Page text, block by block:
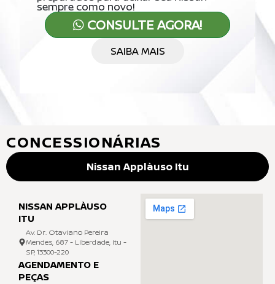
sempre como novo!
CONSULTE AGORA!
SAIBA MAIS
CONCESSIONÁRIAS
Nissan Applàuso Itu
NISSAN APPLÀUSO
ITU
Av. Dr. Otaviano Pereira
Mendes, 687 - Liberdade, Itu -
SP, 13300-220
AGENDAMENTO E
PEÇAS